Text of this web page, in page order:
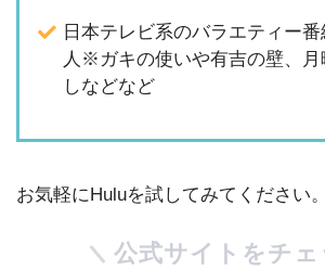
日本テレビ系のバラエティー
人※ガキの使いや有吉の壁、月
しなどなど
お気軽にHuluを試してみてください。
公式サイトをチェ